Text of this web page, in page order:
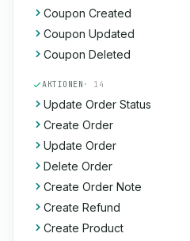
Coupon Created
Coupon Updated
Coupon Deleted
AKTIONEN · 14
Update Order Status
Create Order
Update Order
Delete Order
Create Order Note
Create Refund
Create Product